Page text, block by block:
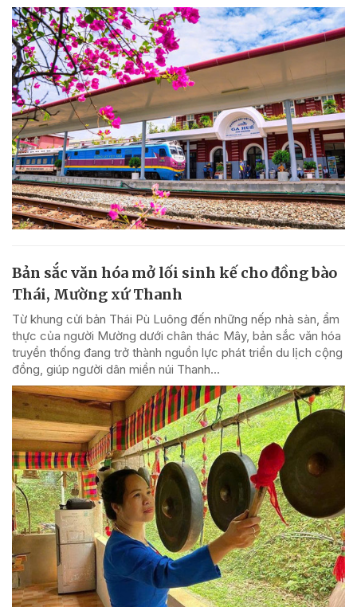
Bản sắc văn hóa mở lối sinh kế cho đồng bào
Thái, Mường xứ Thanh
Từ khung cửi bản Thái Pù Luông đến những nếp nhà sàn, ẩm
thực của người Mường dưới chân thác Mây, bản sắc văn hóa
truyền thống đang trở thành nguồn lực phát triển du lịch cộng
đồng, giúp người dân miền núi Thanh...